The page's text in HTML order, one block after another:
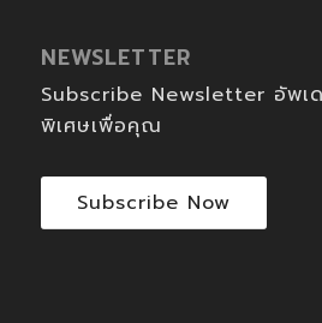
NEWSLETTER
Subscribe Newsletter อัพเ
พิเศษเพื่อคุณ
Subscribe Now